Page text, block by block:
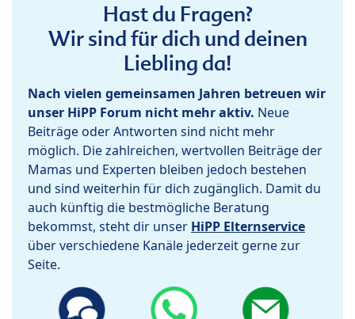
Hast du Fragen?
Wir sind für dich und deinen
Liebling da!
Nach vielen gemeinsamen Jahren betreuen wir
unser HiPP Forum nicht mehr aktiv. Neue
Beiträge oder Antworten sind nicht mehr
möglich. Die zahlreichen, wertvollen Beiträge der
Mamas und Experten bleiben jedoch bestehen
und sind weiterhin für dich zugänglich. Damit du
auch künftig die bestmögliche Beratung
bekommst, steht dir unser HiPP Elternservice
über verschiedene Kanäle jederzeit gerne zur
Seite.